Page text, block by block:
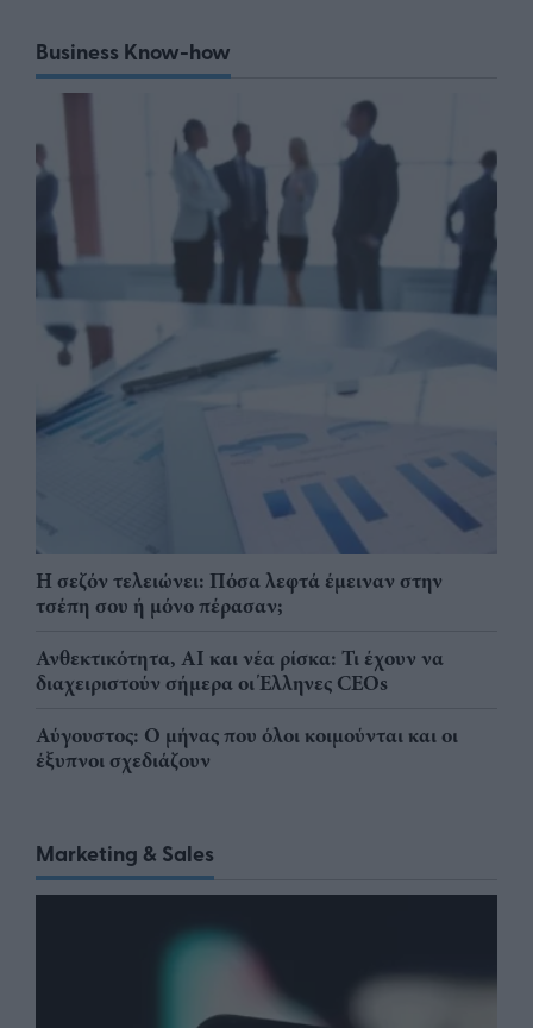
Business Know-how
Η σεζόν τελειώνει: Πόσα λεφτά έμειναν στην
τσέπη σου ή μόνο πέρασαν;
Ανθεκτικότητα, AI και νέα ρίσκα: Τι έχουν να
διαχειριστούν σήμερα οι Έλληνες CEOs
Αύγουστος: Ο μήνας που όλοι κοιμούνται και οι
έξυπνοι σχεδιάζουν
Marketing & Sales